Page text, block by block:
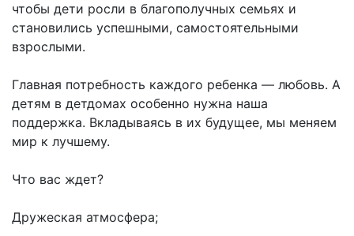
чтобы дети росли в благополучных семьях и
становились успешными, самостоятельными
взрослыми.
Главная потребность каждого ребенка — любовь. А
детям в детдомах особенно нужна наша
поддержка. Вкладываясь в их будущее, мы меняем
мир к лучшему.
Что вас ждет?
Дружеская атмосфера;